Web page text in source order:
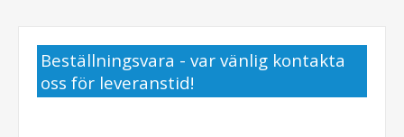
Beställningsvara - var vänlig kontakta
oss för leveranstid!